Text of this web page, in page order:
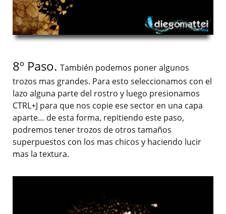
8º Paso. También podemos poner algunos
trozos mas grandes. Para esto seleccionamos con el
lazo alguna parte del rostro y luego presionamos
CTRL+J para que nos copie ese sector en una capa
aparte… de esta forma, repitiendo este paso,
podremos tener trozos de otros tamaños
superpuestos con los mas chicos y haciendo lucir
mas la textura.